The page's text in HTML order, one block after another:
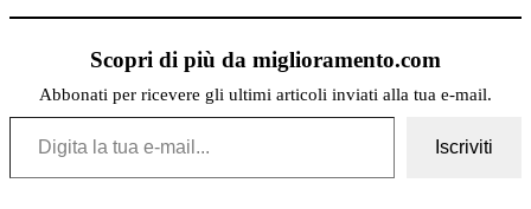
Scopri di più da miglioramento.com
Abbonati per ricevere gli ultimi articoli inviati alla tua e-mail.
Digita la tua e-mail...
Iscriviti